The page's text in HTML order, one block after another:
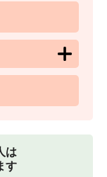
は
す